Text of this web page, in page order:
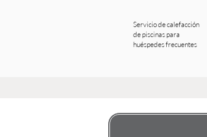
Servicio de calefacción
de piscinas para
huéspedes frecuentes